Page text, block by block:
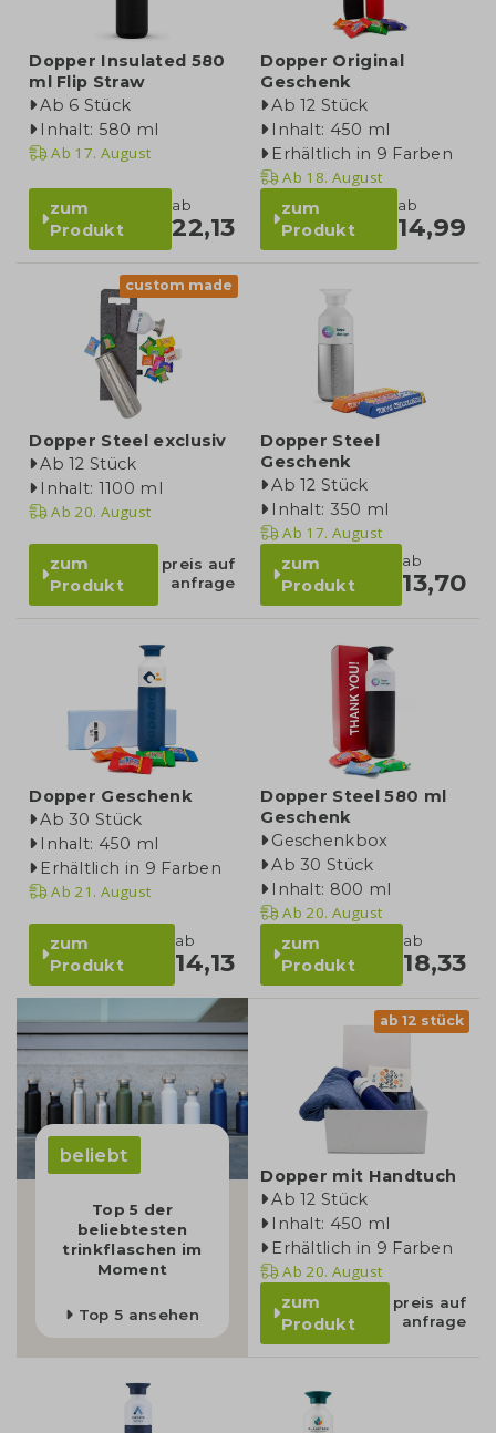
Dopper Insulated 580
ml Flip Straw
Ab 6 Stück
Inhalt: 580 ml
Ab 17. August
zum
Produkt
ab
22,13
Dopper Original
Geschenk
Ab 12 Stück
Inhalt: 450 ml
Erhältlich in 9 Farben
Ab 18. August
zum
Produkt
ab
14,99
custom made
Dopper Steel exclusiv
Ab 12 Stück
Inhalt: 1100 ml
Ab 20. August
zum
Produkt
preis auf
anfrage
Dopper Steel
Geschenk
Ab 12 Stück
Inhalt: 350 ml
Ab 17. August
zum
Produkt
ab
13,70
Dopper Geschenk
Ab 30 Stück
Inhalt: 450 ml
Erhältlich in 9 Farben
Ab 21. August
zum
Produkt
ab
14,13
Dopper Steel 580 ml
Geschenk
Geschenkbox
Ab 30 Stück
Inhalt: 800 ml
Ab 20. August
zum
Produkt
ab
18,33
beliebt
Top 5 der
beliebtesten
trinkflaschen im
Moment
Top 5 ansehen
ab 12 stück
Dopper mit Handtuch
Ab 12 Stück
Inhalt: 450 ml
Erhältlich in 9 Farben
Ab 20. August
zum
Produkt
preis auf
anfrage